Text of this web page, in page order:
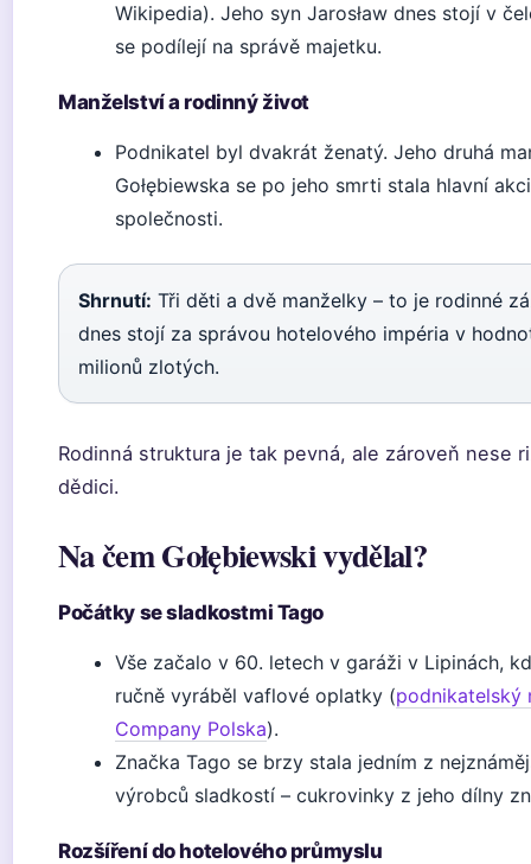
Wikipedia). Jeho syn Jarosław dnes stojí v
se podílejí na správě majetku.
Manželství a rodinný život
Podnikatel byl dvakrát ženatý. Jeho druhá
Gołębiewska se po jeho smrti stala hlavní
společnosti.
Shrnutí: Tři děti a dvě manželky – to je rodinné
dnes stojí za správou hotelového impéria v
milionů zlotých.
Rodinná struktura je tak pevná, ale zároveň nese
dědici.
Na čem Gołębiewski vydělal?
Počátky se sladkostmi Tago
Vše začalo v 60. letech v garáži v Lipinách,
ručně vyráběl vaflové oplatky (podnikatelský
Company Polska).
Značka Tago se brzy stala jedním z
výrobců sladkostí – cukrovinky z jeho dílny
Rozšíření do hotelového průmyslu